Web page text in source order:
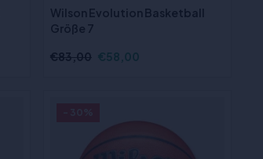
Wilson Evolution Basketball
Größe 7
€83,00 €58,00